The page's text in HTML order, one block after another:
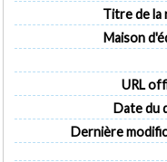
Titre de la
Maison
URL
Date du
Dernière